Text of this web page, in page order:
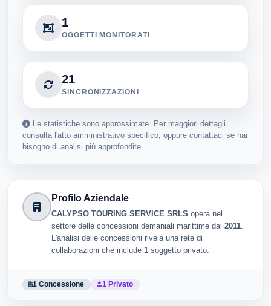
1
OGGETTI MONITORATI
21
SINCRONIZZAZIONI
Le statistiche sono approssimate. Per maggiori dettagli
consulta l'atto amministrativo specifico, oppure contattaci se hai
bisogno di analisi più approfondite.
Profilo Aziendale
CALYPSO TOURING SERVICE SRLS opera nel
settore delle concessioni demaniali marittime dal 2011
L'analisi delle concessioni rivela una rete di
collaborazioni che include 1 soggetto privato.
1 Concessione 1 Privato